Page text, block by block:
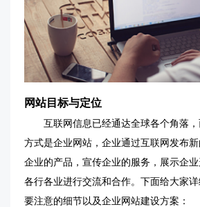
网站目标与定位
互联网信息已经通达全球各个角落
方式是企业网站，企业通过互联网发布
企业的产品，宣传企业的服务，展示企
各行各业进行交流和合作。下面给大家
要注意的细节以及企业网站建设方案：